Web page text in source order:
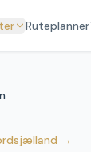
Ruteplanner
→